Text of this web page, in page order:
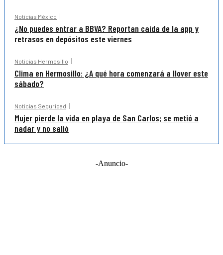
Noticias México
¿No puedes entrar a BBVA? Reportan caída de la app y
retrasos en depósitos este viernes
Noticias Hermosillo
Clima en Hermosillo: ¿A qué hora comenzará a llover este
sábado?
Noticias Seguridad
Mujer pierde la vida en playa de San Carlos; se metió a
nadar y no salió
-Anuncio-